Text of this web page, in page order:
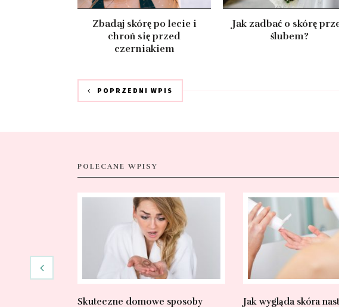
Zbadaj skórę po lecie i
chroń się przed
czerniakiem
Jak zadbać o skórę
ślubem?
POPRZEDNI WPIS
POLECANE WPISY
Skuteczne domowe sposoby Jak wygląda skóra